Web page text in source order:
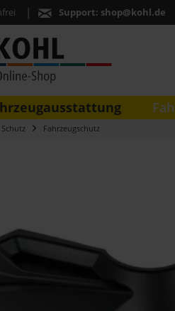
Support: shop@kohl.de
Schutz Fahrzeugschutz